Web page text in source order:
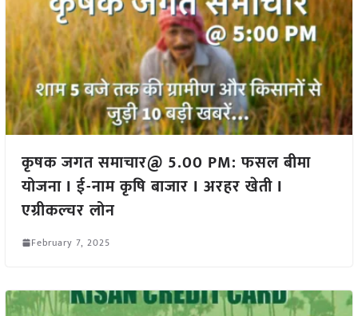
कृषक जगत समाचार@ 5.00 PM: फसल बीमा
योजना I ई-नाम कृषि बाजार I अरहर खेती I
एग्रीकल्चर लोन
February 7, 2025